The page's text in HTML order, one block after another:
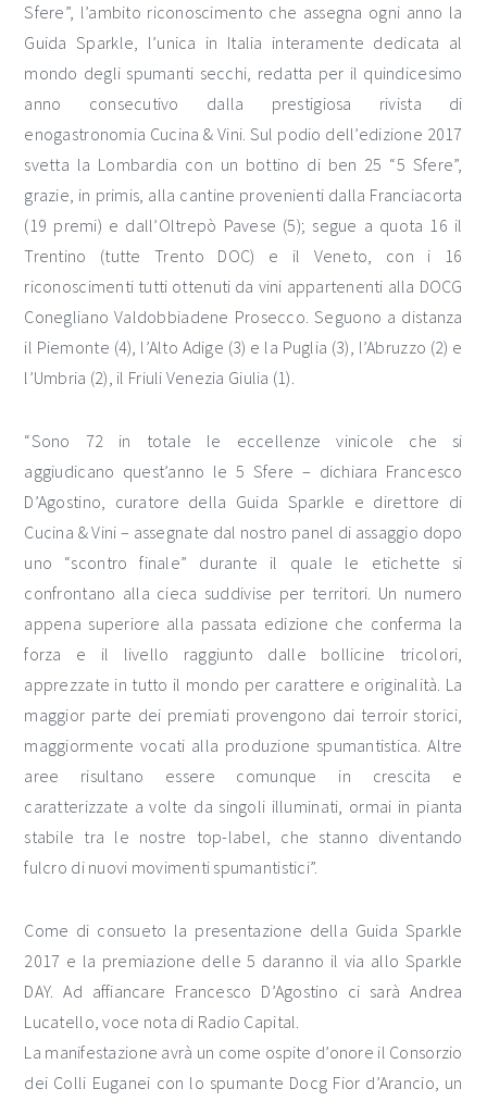
Sfere”, l’ambito riconoscimento che assegna ogni anno la
Guida Sparkle, l’unica in Italia interamente dedicata al
mondo degli spumanti secchi, redatta per il quindicesimo
anno consecutivo dalla prestigiosa rivista di
enogastronomia Cucina & Vini. Sul podio dell’edizione 2017
svetta la Lombardia con un bottino di ben 25 “5 Sfere”,
grazie, in primis, alla cantine provenienti dalla Franciacorta
(19 premi) e dall’Oltrepò Pavese (5); segue a quota 16 il
Trentino (tutte Trento DOC) e il Veneto, con i 16
riconoscimenti tutti ottenuti da vini appartenenti alla DOCG
Conegliano Valdobbiadene Prosecco. Seguono a distanza
il Piemonte (4), l’Alto Adige (3) e la Puglia (3), l’Abruzzo (2) e
l’Umbria (2), il Friuli Venezia Giulia (1).
“Sono 72 in totale le eccellenze vinicole che si
aggiudicano quest’anno le 5 Sfere – dichiara Francesco
D’Agostino, curatore della Guida Sparkle e direttore di
Cucina & Vini – assegnate dal nostro panel di assaggio dopo
uno “scontro finale” durante il quale le etichette si
confrontano alla cieca suddivise per territori. Un numero
appena superiore alla passata edizione che conferma la
forza e il livello raggiunto dalle bollicine tricolori,
apprezzate in tutto il mondo per carattere e originalità. La
maggior parte dei premiati provengono dai terroir storici,
maggiormente vocati alla produzione spumantistica. Altre
aree risultano essere comunque in crescita e
caratterizzate a volte da singoli illuminati, ormai in pianta
stabile tra le nostre top-label, che stanno diventando
fulcro di nuovi movimenti spumantistici”.
Come di consueto la presentazione della Guida Sparkle
2017 e la premiazione delle 5 daranno il via allo Sparkle
DAY. Ad affiancare Francesco D’Agostino ci sarà Andrea
Lucatello, voce nota di Radio Capital.
La manifestazione avrà un come ospite d’onore il Consorzio
dei Colli Euganei con lo spumante Docg Fior d’Arancio, un